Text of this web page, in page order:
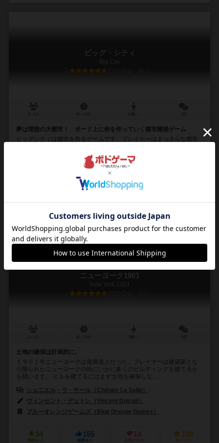
ビッグ・シティ
Big City
6.2
夢は理想の大都市！ ボード上に街を作っていく都市開発ゲーム
ビッグシティは都市を作るゲームです。プレイヤーはまっさらな都市
に応じて得点を得ます。 オフィスと住宅は簡単...
フランツ・ベノ・デロンジェ（Franz-Benno Delonge）
ゴルトジーバー シュピーレ（Goldsieber Spiele）
経験あり お気に入り
ニューヨーク1901
New York 1901
6.0
土地の確保は計画的に。
１９０１年ニューヨークは発展途上だった、プレイヤーは建築家とな
り限られたニューヨークの街にいかに多くのビルディングを建てるか
を競います。 ビルを建てるにはまず土地を確保しな...
シェニエル・ラ・サール（Chénier La Salle）
ヴィンセント・デュトレ（Vincent Dutrait）
ブルーオレンジゲームズ（Blue Orange Games）
34
興味あり
155
経験あり
14
お気に入り
108
持ってる